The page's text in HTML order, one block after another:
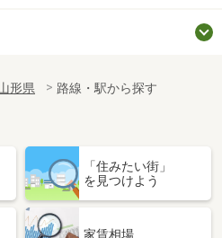
形県 路線・駅から探す
「住みたい街」
を見つけよう
家賃相場